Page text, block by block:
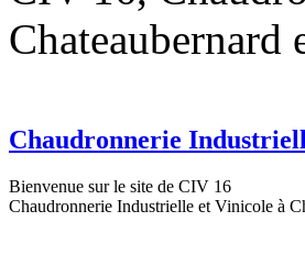
Chateaubernard
Chaudronnerie
Bienvenue sur le site de CIV 16
Chaudronnerie Industrielle et Vinicole à